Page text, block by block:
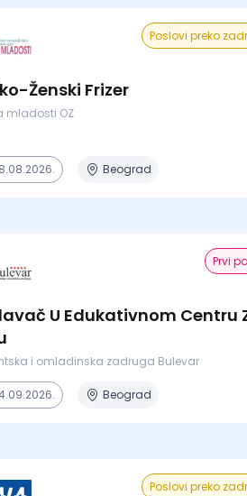
Poslovi preko
Ženski Frizer
mladosti OZ
Beograd
Prvi
U Edukativnom Centru
i omladinska zadruga Bulevar
Beograd
Poslovi preko